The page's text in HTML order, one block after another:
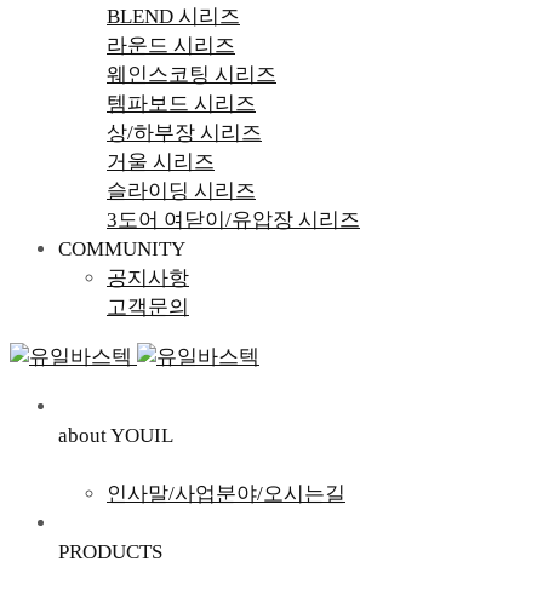
BLEND 시리즈
라운드 시리즈
웨인스코팅 시리즈
템파보드 시리즈
상/하부장 시리즈
거울 시리즈
슬라이딩 시리즈
3도어 여닫이/유압장 시리즈
COMMUNITY
공지사항
고객문의
about YOUIL
인사말/사업분야/오시는길
PRODUCTS